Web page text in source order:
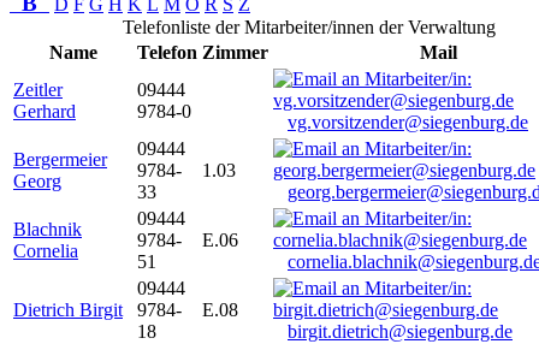
D F G H K L M O R S Z
Telefonliste der Mitarbeiter/innen der Verwaltung
Name
Telefon Zimmer
Mail
Zeitler
Gerhard
09444
9784-0
vg.vorsitzender@siegenburg.de
Bergermeier
Georg
09444
9784-
33
1.03
Blachnik
Cornelia
09444
9784-
51
E.06
Dietrich Birgit
09444
9784-
18
E.08
birgit.dietrich@siegenburg.de